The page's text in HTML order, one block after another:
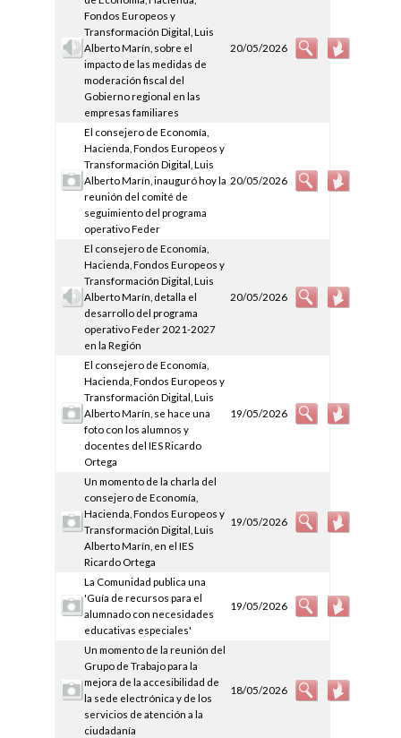
Fondos Europeos y
Transformación Digital, Luis
Alberto Marín, sobre el
impacto de las medidas de
moderación fiscal del
Gobierno regional en las
empresas familiares
20/05/2026
El consejero de Economía,
Hacienda, Fondos Europeos y
Transformación Digital, Luis
Alberto Marín, inauguró hoy la
reunión del comité de
seguimiento del programa
operativo Feder
20/05/2026
El consejero de Economía,
Hacienda, Fondos Europeos y
Transformación Digital, Luis
Alberto Marín, detalla el
desarrollo del programa
operativo Feder 2021-2027
en la Región
20/05/2026
El consejero de Economía,
Hacienda, Fondos Europeos y
Transformación Digital, Luis
Alberto Marín, se hace una
foto con los alumnos y
docentes del IES Ricardo
Ortega
19/05/2026
Un momento de la charla del
consejero de Economía,
Hacienda, Fondos Europeos y
Transformación Digital, Luis
Alberto Marín, en el IES
Ricardo Ortega
19/05/2026
La Comunidad publica una
'Guía de recursos para el
alumnado con necesidades
educativas especiales'
19/05/2026
Un momento de la reunión del
Grupo de Trabajo para la
mejora de la accesibilidad de
la sede electrónica y de los
servicios de atención a la
ciudadanía
18/05/2026